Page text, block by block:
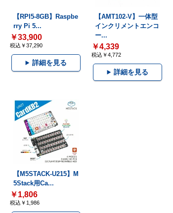
【RPI5-8GB】Raspbe
rry Pi 5...
￥33,900
税込￥37,290
詳細を見る
【AMT102-V】一体型
インクリメントエンコ
ー...
￥4,339
税込￥4,772
詳細を見る
【M5STACK-U215】M
5Stack用Ca...
￥1,806
税込￥1,986